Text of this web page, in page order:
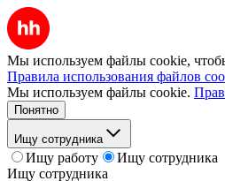
Мы используем файлы cookie,
Правила использования файлов
Мы используем файлы cookie.
Понятно
Ищу сотрудника
Ищу работу
Ищу сотрудника
Ищу сотрудника